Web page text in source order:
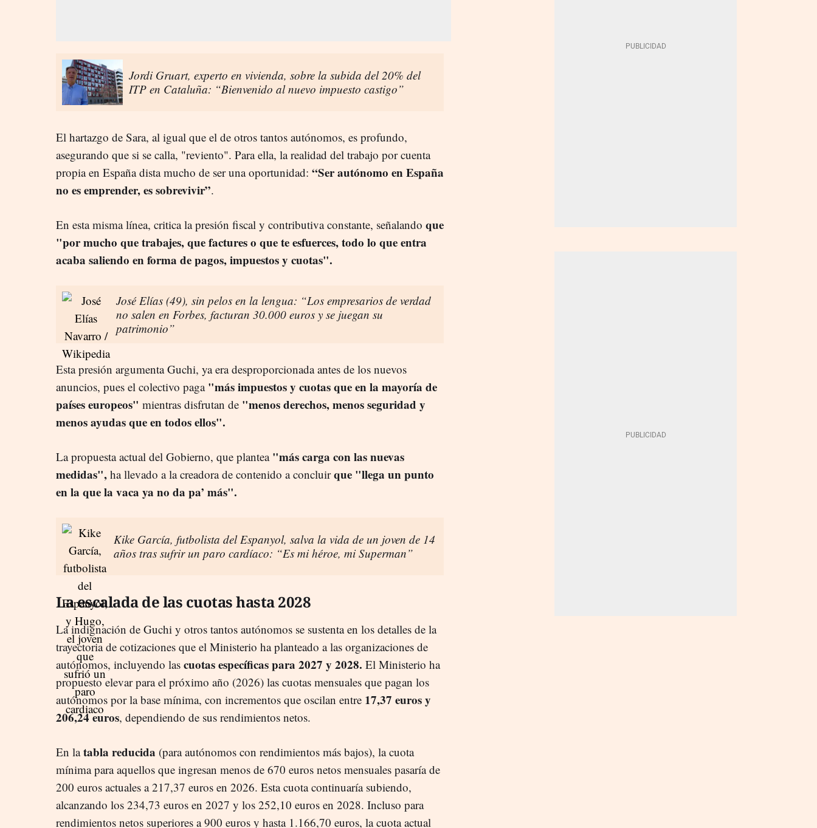
Jordi Gruart, experto en vivienda, sobre la subida del 20% del
ITP en Cataluña: “Bienvenido al nuevo impuesto castigo”
El hartazgo de Sara, al igual que el de otros tantos autónomos, es profundo,
asegurando que si se calla, "reviento". Para ella, la realidad del trabajo por cuenta
propia en España dista mucho de ser una oportunidad: “Ser autónomo en España
no es emprender, es sobrevivir”.
En esta misma línea, critica la presión fiscal y contributiva constante, señalando que
"por mucho que trabajes, que factures o que te esfuerces, todo lo que entra
acaba saliendo en forma de pagos, impuestos y cuotas".
José Elías (49), sin pelos en la lengua: “Los empresarios de verdad
no salen en Forbes, facturan 30.000 euros y se juegan su
patrimonio”
Esta presión argumenta Guchi, ya era desproporcionada antes de los nuevos
anuncios, pues el colectivo paga "más impuestos y cuotas que en la mayoría de
países europeos" mientras disfrutan de "menos derechos, menos seguridad y
menos ayudas que en todos ellos".
La propuesta actual del Gobierno, que plantea "más carga con las nuevas
medidas", ha llevado a la creadora de contenido a concluirque "llega un punto
en la que la vaca ya no da pa’ más".
Kike García, futbolista del Espanyol, salva la vida de un joven de 14
años tras sufrir un paro cardíaco: “Es mi héroe, mi Superman”
La escalada de las cuotas hasta 2028
La indignación de Guchi y otros tantos autónomos se sustenta en los detalles de la
trayectoria de cotizaciones que el Ministerio ha planteado a las organizaciones de
autónomos, incluyendo las cuotas específicas para 2027 y 2028. El Ministerio ha
propuesto elevar para el próximo año (2026) las cuotas mensuales que pagan los
autónomos por la base mínima, con incrementos que oscilan entre 17,37 euros y
206,24 euros, dependiendo de sus rendimientos netos.
En latabla reducida (para autónomos con rendimientos más bajos), la cuota
mínima para aquellos que ingresan menos de 670 euros netos mensuales pasaría de
200 euros actuales a 217,37 euros en 2026. Esta cuota continuaría subiendo,
alcanzando los 234,73 euros en 2027 y los 252,10 euros en 2028. Incluso para
rendimientos netos superiores a 900 euros y hasta 1.166,70 euros, la cuota actual